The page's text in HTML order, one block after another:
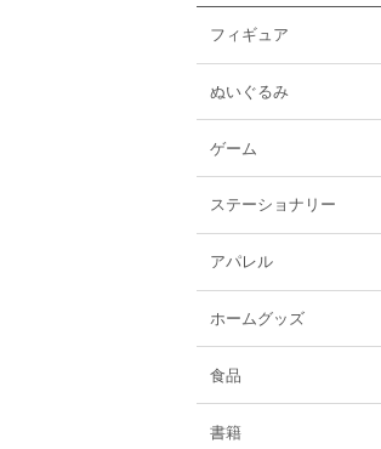
フィギュア
ぬいぐるみ
ゲーム
ステーショナリー
アパレル
ホームグッズ
食品
書籍